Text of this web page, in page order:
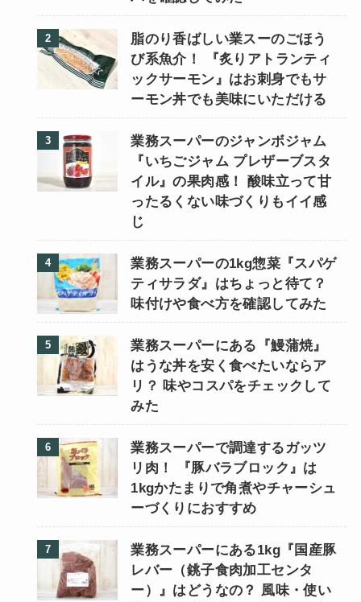
脂のり香ばしい業スーのごほう
び系魚介！ 『炙りアトランティ
ックサーモン』はお刺身でもサ
ーモン丼でも美味にいただける
業務スーパーのジャンボジャム
『いちごジャム プレザーブスタ
イル』の果肉感！ 酸味立って甘
ったるくない味づくりもイイ感
じ
業務スーパーの1kg惣菜『スパゲ
ティサラダ』はちょっと待て？
味付けや食べ方を確認してみた
業務スーパーにある『鰻蒲焼』
はうな丼を安く食べたいならア
リ？ 味やコスパをチェックして
みた
業務スーパーで調達するガッツ
リ肉！ 『豚バラブロック』は
1kgかたまりで角煮やチャーシュ
ーづくりにおすすめ
業務スーパーにある1kg『国産豚
レバー（銚子食肉加工センタ
ー）』はどうなの？ 風味・使い